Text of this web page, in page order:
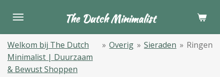
direct
naar
de
hoofdinhoud
The Dutch Minimalist
Welkom bij The Dutch
Minimalist | Duurzaam
& Bewust Shoppen
» Overig » Sieraden » Ringen